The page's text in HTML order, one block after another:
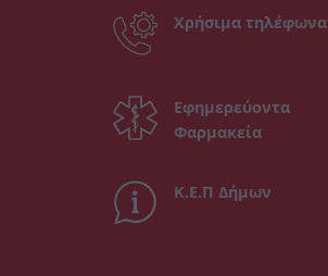
Χρήσιμα τηλέφωνα
Εφημερεύοντα
Φαρμακεία
Κ.Ε.Π Δήμων